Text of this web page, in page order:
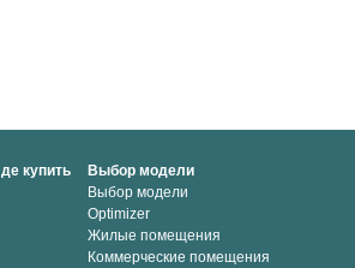
де купить
Выбор модели
Выбор модели
Optimizer
Жилые помещения
Коммерческие помещения